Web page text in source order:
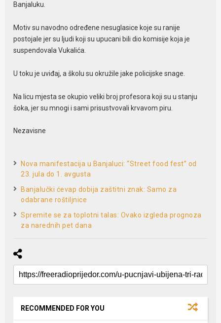
Banjaluku.
Motiv su navodno određene nesuglasice koje su ranije
postojale jer su ljudi koji su upucani bili dio komisije koja je
suspendovala Vukalića.
U toku je uviđaj, a školu su okružile jake policijske snage.
Na licu mjesta se okupio veliki broj profesora koji su u stanju
šoka, jer su mnogi i sami prisustvovali krvavom piru.
Nezavisne
Nova manifestacija u Banjaluci: “Street food fest” od
23. jula do 1. avgusta
Banjalučki ćevap dobija zaštitni znak: Samo za
odabrane roštiljnice
Spremite se za toplotni talas: Ovako izgleda prognoza
za narednih pet dana
RECOMMENDED FOR YOU